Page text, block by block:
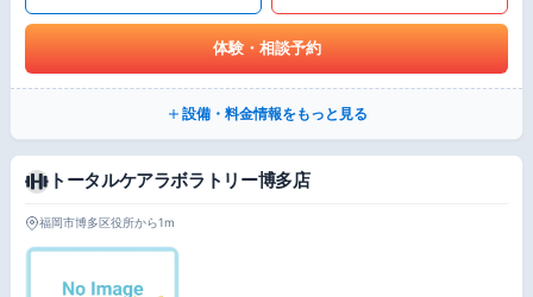
体験・相談予約
設備・料金情報をもっと見る
トータルケアラボラトリー博多店
福岡市博多区役所から1m